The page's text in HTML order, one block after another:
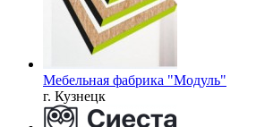
Мебельная фабрика "Модуль"
г. Кузнецк